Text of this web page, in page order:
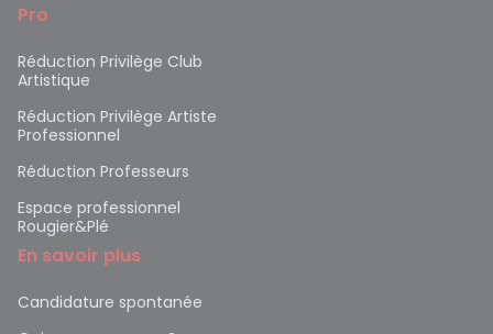
Pro
Réduction Privilège Club
Artistique
Réduction Privilège Artiste
Professionnel
Réduction Professeurs
Espace professionnel
Rougier&Plé
En savoir plus
Candidature spontanée